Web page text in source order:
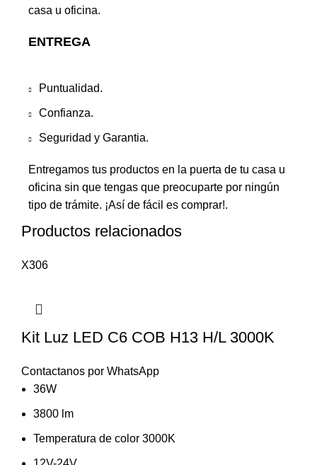
casa u oficina.
ENTREGA
Puntualidad.
Confianza.
Seguridad y Garantia.
Entregamos tus productos en la puerta de tu casa u
oficina sin que tengas que preocuparte por ningún
tipo de trámite. ¡Así de fácil es comprar!.
Productos relacionados
X306
Kit Luz LED C6 COB H13 H/L 3000K
Contactanos por WhatsApp
36W
3800 lm
Temperatura de color 3000K